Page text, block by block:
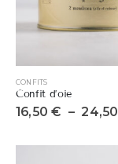
CONFITS
Confit d’oie
16,50€ – 24,50